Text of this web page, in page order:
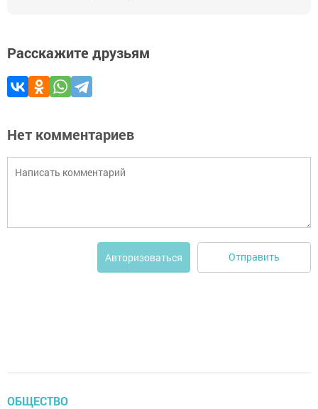
Расскажите друзьям
Нет комментариев
Авторизоваться Отправить
ОБЩЕСТВО